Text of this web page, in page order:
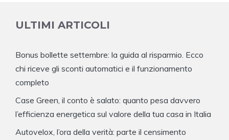
ULTIMI ARTICOLI
Bonus bollette settembre: la guida al risparmio. Ecco
chi riceve gli sconti automatici e il funzionamento
completo
Case Green, il conto è salato: quanto pesa davvero
l’efficienza energetica sul valore della tua casa in Italia
Autovelox, l’ora della verità: parte il censimento